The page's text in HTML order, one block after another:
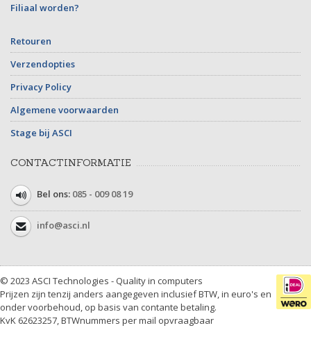
Filiaal worden?
Retouren
Verzendopties
Privacy Policy
Algemene voorwaarden
Stage bij ASCI
CONTACTINFORMATIE
Bel ons: 085 - 009 08 19
info@asci.nl
© 2023 ASCI Technologies - Quality in computers
Prijzen zijn tenzij anders aangegeven inclusief BTW, in euro's en
onder voorbehoud, op basis van contante betaling.
KvK 62623257, BTWnummers per mail opvraagbaar